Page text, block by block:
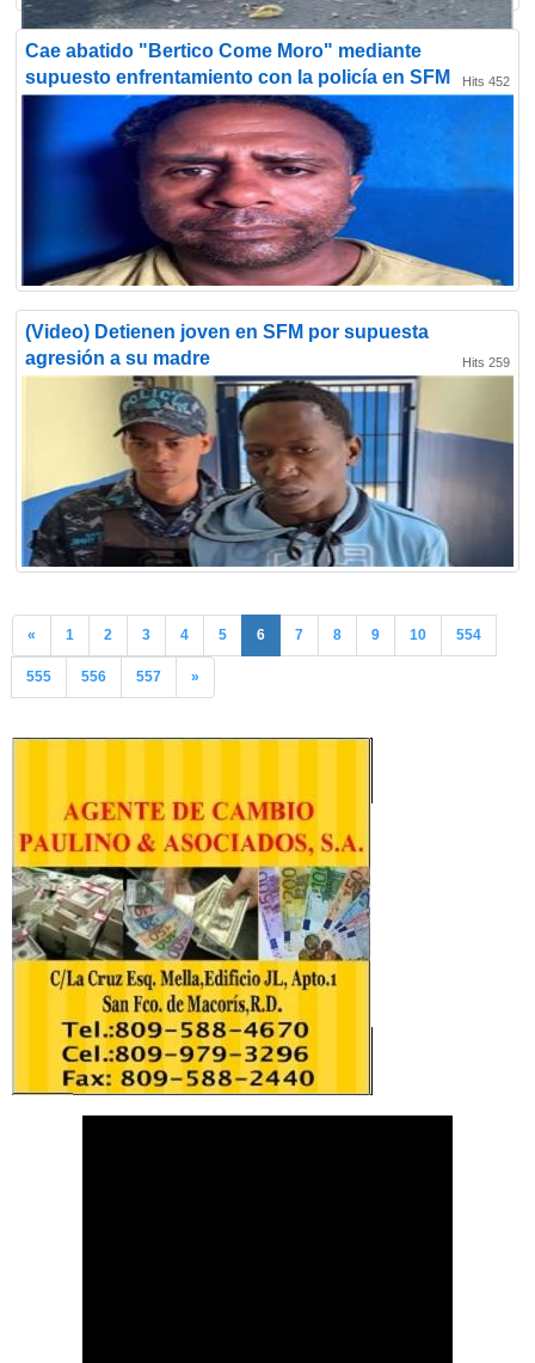
Cae abatido "Bertico Come Moro" mediante
supuesto enfrentamiento con la policía en SFM
Hits 452
(Video) Detienen joven en SFM por supuesta
agresión a su madre
Hits 259
« 1 2 3 4 5 6 7 8 9 10 554
555 556 557 »